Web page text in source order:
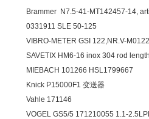
Brammer N7.5-41-MT142457-14,
0331911 SLE 50-125
VIBRO-METER GSI 122,NR.V-
SAVETIX HM6-16 inox 304 rod
MIEBACH 101266 HSL1799667
Knick P15000F1 变送器
Vahle 171146
VOGEL GS5/5 171210055 1.1-